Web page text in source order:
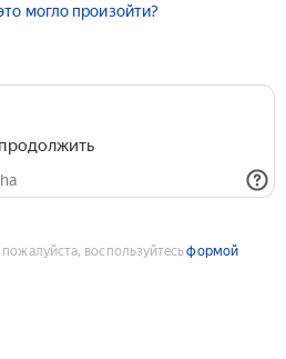
могло произойти?
воспользуйтесьформой